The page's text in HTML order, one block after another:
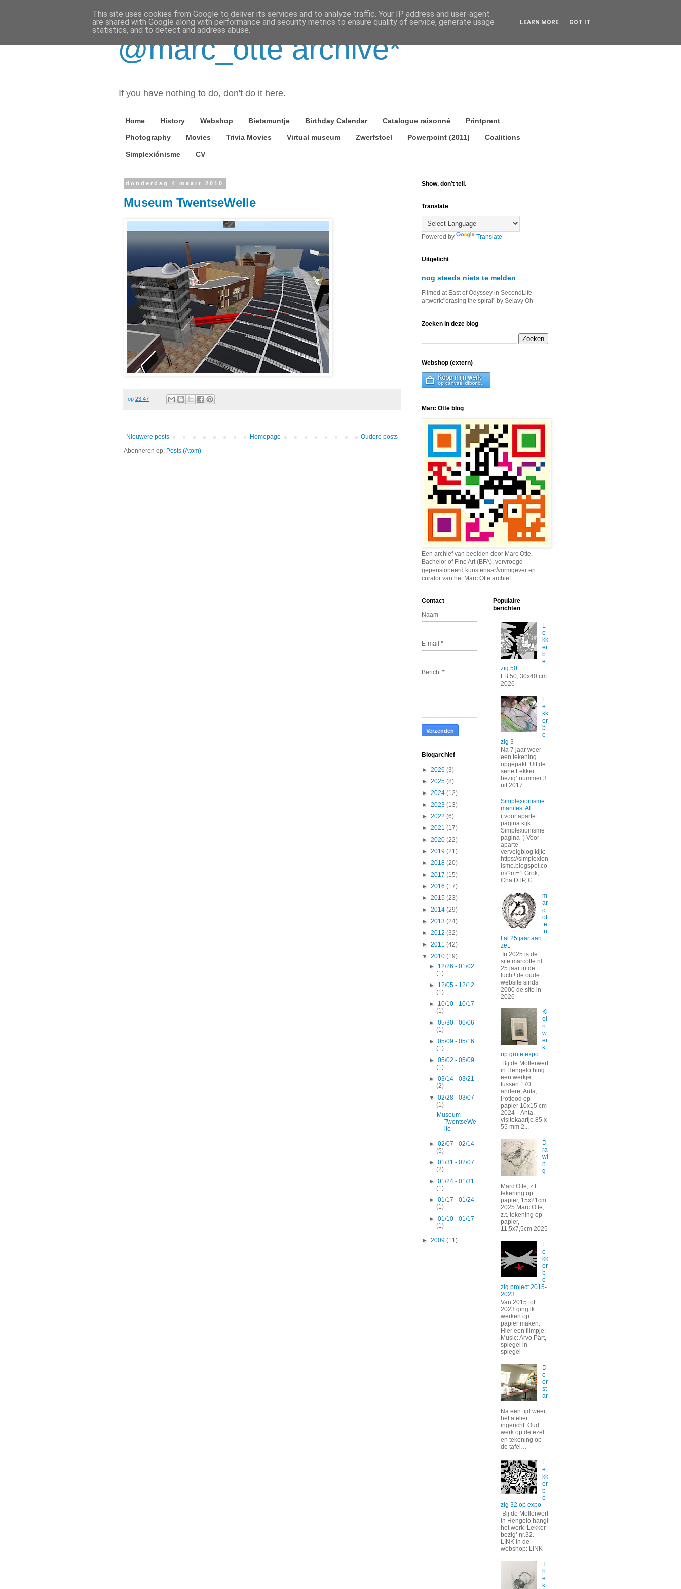
@marc_otte archive*
If you have nothing to do, don't do it here.
Home History Webshop Bietsmuntje Birthday Calendar Catalogue raisonné Printprent
Photography Movies Trivia Movies Virtual museum Zwerfstoel Powerpoint (2011) Coalitions
Simplexiónisme CV
donderdag 4 maart 2010
Museum TwentseWelle
op 23:47
Nieuwere posts Oudere posts
Homepage
Abonneren op: Posts (Atom)
Show, don’t tell.
Translate
Powered by Translate
Uitgelicht
nog steeds niets te melden
Filmed at East of Odyssey in SecondLife
artwork:"erasing the spiral" by Selavy Oh
Zoeken in deze blog
Webshop (extern)
Marc Otte blog
Een archief van beelden door Marc Otte,
Bachelor of Fine Art (BFA), vervroegd
gepensioneerd kunstenaar/vormgever en
curator van het Marc Otte archief.
Contact
Naam
E-mail *
Bericht*
Blogarchief
► 2026 (3)
► 2025 (8)
► 2024 (12)
► 2023 (13)
► 2022 (6)
► 2021 (17)
► 2020 (22)
► 2019 (21)
► 2018 (20)
► 2017 (15)
► 2016 (17)
► 2015 (23)
► 2014 (29)
► 2013 (24)
► 2012 (32)
► 2011 (42)
▼ 2010 (19)
► 12/26 - 01/02
(1)
► 12/05 - 12/12
(1)
► 10/10 - 10/17
(1)
►05/30 - 06/06
(1)
►05/09 - 05/16
(1)
►05/02 - 05/09
(1)
►03/14 - 03/21
(2)
▼02/28 - 03/07
(1)
Museum
TwentseWe
lle
►02/07 - 02/14
(5)
►01/31 - 02/07
(2)
►01/24 - 01/31
(1)
►01/17 - 01/24
(1)
►01/10 - 01/17
(1)
► 2009 (11)
Populaire
berichten
L
e
kk
er
b
e
zig 50
LB 50, 30x40 cm
2026
L
e
kk
er
b
e
zig 3
Na 7 jaar weer
een tekening
opgepakt. Uit de
serie’Lekker
bezig’ nummer 3
uit 2017.
Simplexionisme:
manifest AI
( voor aparte
pagina kijk:
Simplexionisme
pagina ) Voor
aparte
vervolgblog kijk:
https://simplexion
isme.blogspot.co
m/?m=1 Grok,
ChatDTP, C...
m
ar
c
ot
te
.n
l al 25 jaar aan
zet.
In 2025 is de
site marcotte.nl
25 jaar in de
lucht! de oude
website sinds
2000 de site in
2026
Kl
ei
n
w
er
k
op grote expo
Bij de Möllerwerf
in Hengelo hing
een werkje,
tussen 170
andere. Anta,
Potlood op
papier 10x15 cm
2024 Anta,
visitekaartje 85 x
55 mm 2...
D
ra
wi
n
g
Marc Otte, z.t.
tekening op
papier, 15x21cm
2025 Marc Otte,
z.t. tekening op
papier,
11,5x7,5cm 2025
L
e
kk
er
b
e
zig project 2015-
2023
Van 2015 tot
2023 ging ik
werken op
papier maken.
Hier een filmpje:
Music: Arvo Pärt,
spiegel in
spiegel
D
o
or
st
ar
t
Na een tijd weer
het atelier
ingericht. Oud
werk op de ezel
en tekening op
de tafel…
L
e
kk
er
b
e
zig 32 op expo
Bij de Möllerwerf
in Hengelo hangt
het werk ‘Lekker
bezig’ nr.32.
LINK In de
webshop: LINK
T
h
e
k
This site uses cookies from Google to deliver its services and to analyze traffic. Your IP address and user-agent
are shared with Google along with performance and security metrics to ensure quality of service, generate usage
statistics, and to detect and address abuse.
LEARN MORE GOT IT